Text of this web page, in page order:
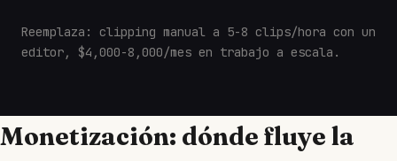
Reemplaza: clipping manual a 5-8 clips/hora con un
editor, $4,000-8,000/mes en trabajo a escala.
Monetización: dónde fluye la